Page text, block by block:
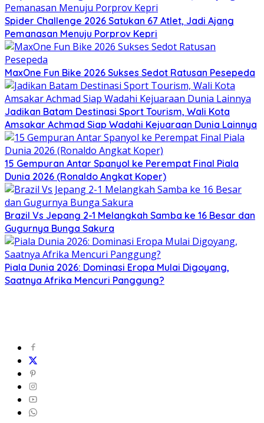
Spider Challenge 2026 Satukan 67 Atlet, Jadi Ajang
Pemanasan Menuju Porprov Kepri
MaxOne Fun Bike 2026 Sukses Sedot Ratusan Pesepeda
Jadikan Batam Destinasi Sport Tourism, Wali Kota
Amsakar Achmad Siap Wadahi Kejuaraan Dunia Lainnya
15 Gempuran Antar Spanyol ke Perempat Final Piala
Dunia 2026 (Ronaldo Angkat Koper)
Brazil Vs Jepang 2-1 Melangkah Samba ke 16 Besar dan
Gugurnya Bunga Sakura
Piala Dunia 2026: Dominasi Eropa Mulai Digoyang,
Saatnya Afrika Mencuri Panggung?